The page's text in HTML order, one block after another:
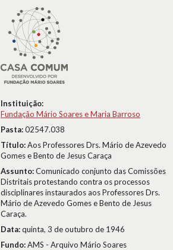
Instituição:
Fundação Mário Soares e Maria Barroso
Pasta:02547.038
Título:Aos Professores Drs. Mário de Azevedo
Gomes e Bento de Jesus Caraça
Assunto:Comunicado conjunto das Comissões
Distritais protestando contra os processos
disciplinares instaurados aos Professores Drs.
Mário de Azevedo Gomes e Bento de Jesus
Caraça.
Data:quinta, 3 de outubro de 1946
Fundo:AMS - Arquivo Mário Soares